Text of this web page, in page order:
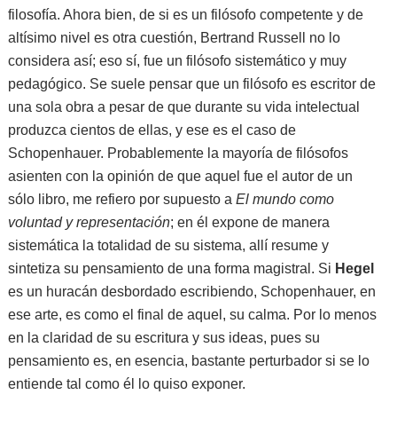
filosofía. Ahora bien, de si es un filósofo competente y de
altísimo nivel es otra cuestión, Bertrand Russell no lo
considera así; eso sí, fue un filósofo sistemático y muy
pedagógico. Se suele pensar que un filósofo es escritor de
una sola obra a pesar de que durante su vida intelectual
produzca cientos de ellas, y ese es el caso de
Schopenhauer. Probablemente la mayoría de filósofos
asienten con la opinión de que aquel fue el autor de un
sólo libro, me refiero por supuesto a El mundo como
voluntad y representación; en él expone de manera
sistemática la totalidad de su sistema, allí resume y
sintetiza su pensamiento de una forma magistral. Si Hegel
es un huracán desbordado escribiendo, Schopenhauer, en
ese arte, es como el final de aquel, su calma. Por lo menos
en la claridad de su escritura y sus ideas, pues su
pensamiento es, en esencia, bastante perturbador si se lo
entiende tal como él lo quiso exponer.